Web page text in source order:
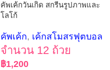
คัพเค้กวันเกิด สกรีนรูปภาพและ
โลโก้
คัพเค้ก, เค้กสโมสรฟุตบอล
จำนวน 12 ถ้วย
฿1,200